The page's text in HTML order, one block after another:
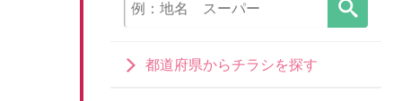
都道府県からチラシを探す